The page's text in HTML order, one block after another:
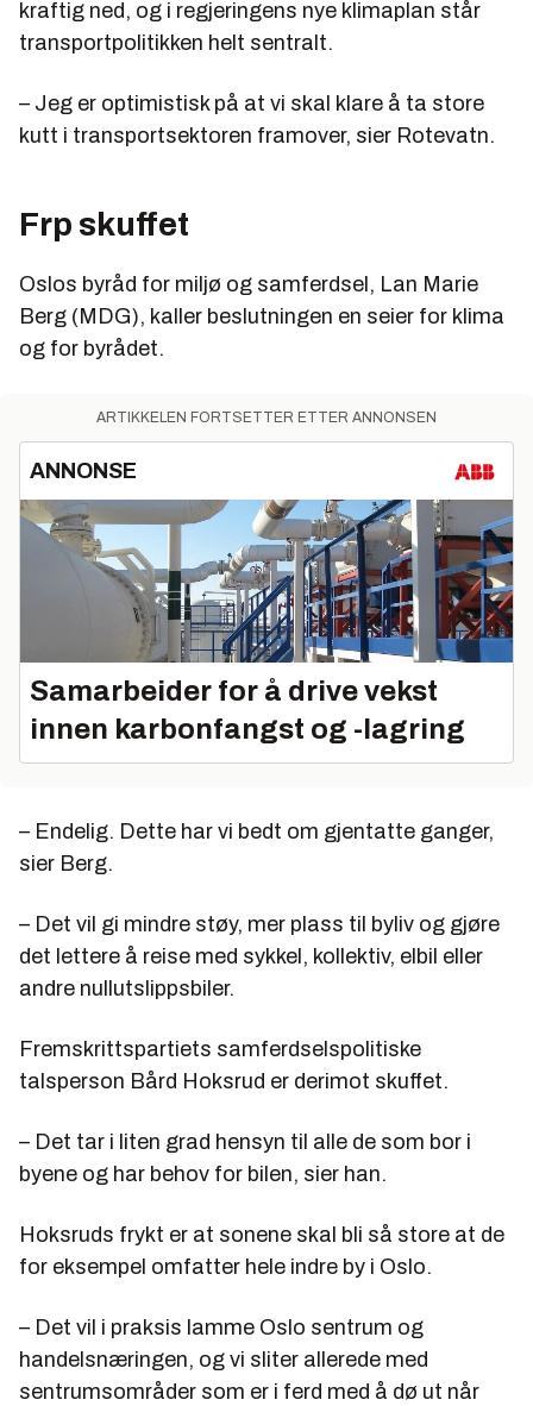
kraftig ned, og i regjeringens nye klimaplan står
transportpolitikken helt sentralt.
– Jeg er optimistisk på at vi skal klare å ta store
kutt i transportsektoren framover, sier Rotevatn.
Frp skuffet
Oslos byråd for miljø og samferdsel, Lan Marie
Berg (MDG), kaller beslutningen en seier for klima
og for byrådet.
ARTIKKELEN FORTSETTER ETTER ANNONSEN
ANNONSE
Samarbeider for å drive vekst
innen karbonfangst og -lagring
– Endelig. Dette har vi bedt om gjentatte ganger,
sier Berg.
– Det vil gi mindre støy, mer plass til byliv og gjøre
det lettere å reise med sykkel, kollektiv, elbil eller
andre nullutslippsbiler.
Fremskrittspartiets samferdselspolitiske
talsperson Bård Hoksrud er derimot skuffet.
– Det tar i liten grad hensyn til alle de som bor i
byene og har behov for bilen, sier han.
Hoksruds frykt er at sonene skal bli så store at de
for eksempel omfatter hele indre by i Oslo.
– Det vil i praksis lamme Oslo sentrum og
handelsnæringen, og vi sliter allerede med
sentrumsområder som er i ferd med å dø ut når